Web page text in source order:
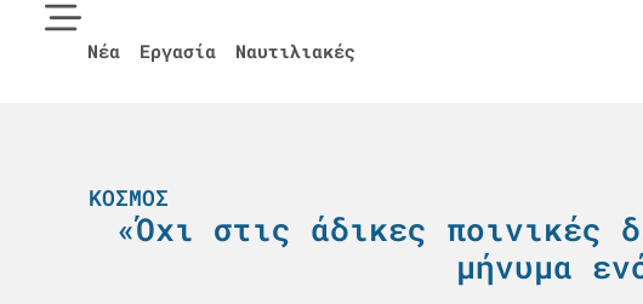
Νέα Εργασία Ναυτιλιακές
ΚΌΣΜΟΣ
«Όχι στις άδικες ποινικές
μήνυμα